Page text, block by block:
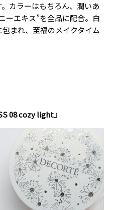
カラーはもちろん、潤いあ
ーエキス”を全品に配合。白
まれ、至福のメイクタイム
08 cozy light」